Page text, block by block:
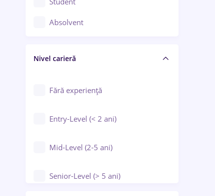
Controlul calității
Educație / Training / Arte
Absolvent
Nivel carieră
Fără experiență
Entry-Level (< 2 ani)
Mid-Level (2-5 ani)
Senior-Level (> 5 ani)